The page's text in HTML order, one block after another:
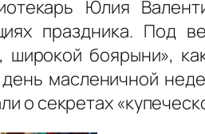
Юлия
праздника. Под
боярыни»,
масленичной
о секретах